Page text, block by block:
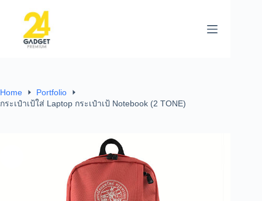
Home
Portfolio
กระเป๋าเป้ใส่ Laptop กระเป๋าเป้ Notebook (2 TONE)